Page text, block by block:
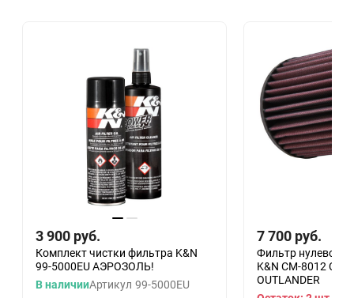
3 900 руб.
Комплект чистки фильтра K&N
99-5000EU АЭРОЗОЛЬ!
В наличииАртикул 99-5000EU
7 700 руб.
Фильтр нулевого
K&N CM-8012
OUTLANDER